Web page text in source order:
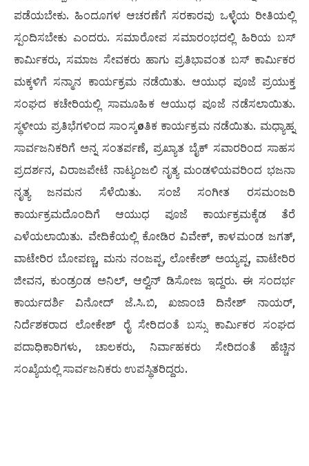
ಪಡೆಯಬೇಕು. ಹಿಂದೂಗಳ ಆಚರಣೆಗೆ ಸರಕಾರವು ಒಳ್ಳೆಯ ರೀತಿಯಲ್ಲಿ
ಸ್ಪಂದಿಸಬೇಕು ಎಂದರು. ಸಮಾರೋಪ ಸಮಾರಂಭದಲ್ಲಿ ಹಿರಿಯ ಬಸ್
ಕಾರ್ಮಿಕರು, ಸಮಾಜ ಸೇವಕರು ಹಾಗು ಪ್ರತಿಭಾವಂತ ಬಸ್ ಕಾರ್ಮಿಕರ
ಮಕ್ಕಳಿಗೆ ಸನ್ಮಾನ ಕಾರ್ಯಕ್ರಮ ನಡೆಯಿತು. ಆಯುಧ ಪೂಜೆ ಪ್ರಯುಕ್ತ
ಸಂಘದ ಕಚೇರಿಯಲ್ಲಿ ಸಾಮೂಹಿಕ ಆಯುಧ ಪೂಜೆ ನಡೆಸಲಾಯಿತು.
ಸ್ಥಳೀಯ ಪ್ರತಿಭೆಗಳಿಂದ ಸಾಂಸ್ಕøತಿಕ ಕಾರ್ಯಕ್ರಮ ನಡೆಯಿತು. ಮಧ್ಯಾಹ್ನ
ಸಾರ್ವಜನಿಕರಿಗೆ ಅನ್ನ ಸಂತರ್ಪಣೆ, ಪ್ರಖ್ಯಾತ ಬೈಕ್ ಸವಾರರಿಂದ ಸಾಹಸ
ಪ್ರದರ್ಶನ, ವಿರಾಜಪೇಟೆ ನಾಟ್ಯಂಜಲಿ ನೃತ್ಯ ಮಂಡಳಿಯವರಿಂದ ಭಜನಾ
ನೃತ್ಯ ಜನಮನ ಸೆಳೆಯಿತು. ಸಂಜೆ ಸಂಗೀತ ರಸಮಂಜರಿ
ಕಾರ್ಯಕ್ರಮದೊಂದಿಗೆ ಆಯುಧ ಪೂಜೆ ಕಾರ್ಯಕ್ರಮಕ್ಕೆಡ ತೆರೆ
ಎಳೆಯಲಾಯಿತು. ವೇದಿಕೆಯಲ್ಲಿ ಕೋಡಿರ ವಿವೇಕ್, ಕಾಳಮಂಡ ಜಗತ್,
ವಾಟೇರಿರ ಬೋಪಣ್ಣ, ಮನು ನಂಜಪ್ಪ, ಲೋಕೇಶ್ ಅಯ್ಯಪ್ಪ, ವಾಟೇರಿರ
ಜೀವನ, ಕುಂಡ್ರಂಡ ಅನಿಲ್, ಆಲ್ವಿನ್ ಡಿಸೋಜ ಇದ್ದರು. ಈ ಸಂದರ್ಭ
ಕಾರ್ಯದರ್ಶಿ ವಿನೋದ್ ಜೆ.ಸಿ.ಬಿ, ಖಜಾಂಚಿ ದಿನೇಶ್ ನಾಯರ್,
ನಿರ್ದೆಶಕರಾದ ಲೋಕೇಶ್ ರೈ ಸೇರಿದಂತೆ ಬಸ್ಸು ಕಾರ್ಮಿಕರ ಸಂಘದ
ಪದಾಧಿಕಾರಿಗಳು, ಚಾಲಕರು, ನಿರ್ವಾಹಕರು ಸೇರಿದಂತೆ ಹೆಚ್ಚಿನ
ಸಂಖ್ಯೆಯಲ್ಲಿ ಸಾರ್ವಜನಿಕರು ಉಪಸ್ಥಿತರಿದ್ದರು.